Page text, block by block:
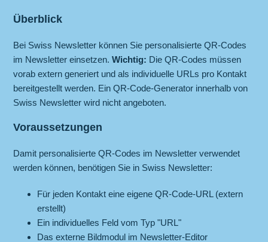
Überblick
Bei Swiss Newsletter können Sie personalisierte QR-Codes
im Newsletter einsetzen.Wichtig: Die QR-Codes müssen
vorab extern generiert und als individuelle URLs pro Kontakt
bereitgestellt werden. Ein QR-Code-Generator innerhalb von
Swiss Newsletter wird nicht angeboten.
Voraussetzungen
Damit personalisierte QR-Codes im Newsletter verwendet
werden können, benötigen Sie in Swiss Newsletter:
Für jeden Kontakt eine eigene QR-Code-URL (extern
erstellt)
Ein individuelles Feld vom Typ "URL"
Das externe Bildmodul im Newsletter-Editor